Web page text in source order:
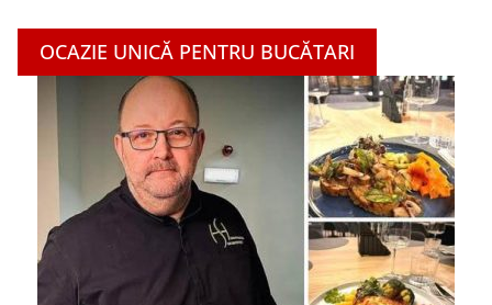
OCAZIE UNICĂ PENTRU BUCĂTARI